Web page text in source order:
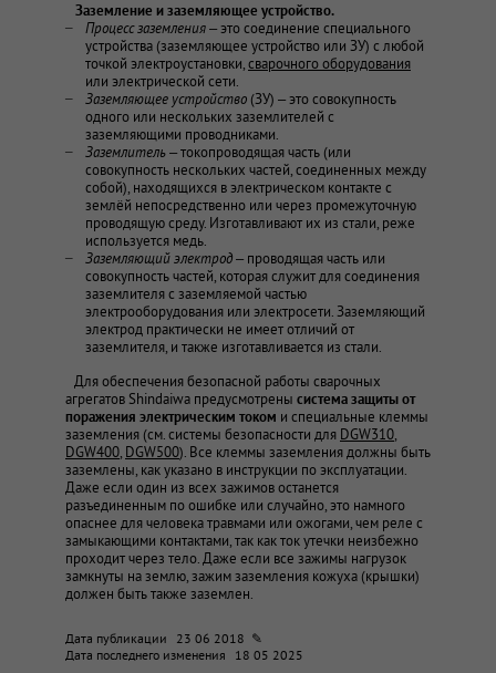
Заземление и заземляющее устройство.
Процесс заземления– это соединение специального
устройства (заземляющее устройство или ЗУ) с любой
точкой электроустановки,сварочного оборудования
или электрической сети.
Заземляющее устройство (ЗУ) – это совокупность
одного или нескольких заземлителей с
заземляющими проводниками.
Заземлитель– токопроводящая часть (или
совокупность нескольких частей, соединенных между
собой), находящихся в электрическом контакте с
землёй непосредственно или через промежуточную
проводящую среду. Изготавливают их из стали, реже
используется медь.
Заземляющий электрод– проводящая часть или
совокупность частей, которая служит для соединения
заземлителя с заземляемой частью
электрооборудования или электросети. Заземляющий
электрод практически не имеет отличий от
заземлителя, и также изготавливается из стали.
Для обеспечения безопасной работы сварочных
агрегатов Shindaiwa предусмотрены система защиты от
поражения электрическим током и специальные клеммы
заземления (см. системы безопасности для DGW310,
DGW400, DGW500). Все клеммы заземления должны быть
заземлены, как указано в инструкции по эксплуатации.
Даже если один из всех зажимов останется
разъединенным по ошибке или случайно, это намного
опаснее для человека травмами или ожогами, чем реле с
замыкающими контактами, так как ток утечки неизбежно
проходит через тело. Даже если все зажимы нагрузок
замкнуты на землю, зажим заземления кожуха (крышки)
должен быть также заземлен.
Дата публикации
23 06 2018 ✎
Дата последнего изменения
18 05 2025